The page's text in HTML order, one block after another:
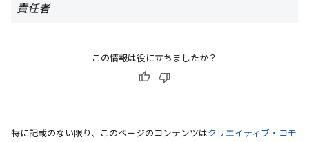
責任者
この情報は役に立ちましたか？
特に記載のない限り、このページのコンテンツはクリエイティブ・コモ